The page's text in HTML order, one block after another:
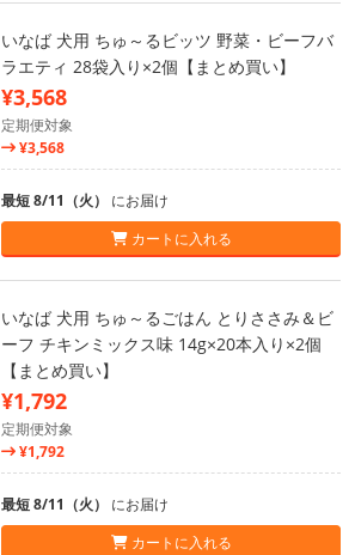
いなば 犬用 ちゅ～るビッツ 野菜・ビーフバ
ラエティ 28袋入り×2個【まとめ買い】
¥3,568
定期便対象
¥3,568
最短 8/11（火） にお届け
カートに入れる
いなば 犬用 ちゅ～るごはん とりささみ＆ビ
ーフ チキンミックス味 14g×20本入り×2個
【まとめ買い】
¥1,792
定期便対象
¥1,792
最短 8/11（火） にお届け
カートに入れる